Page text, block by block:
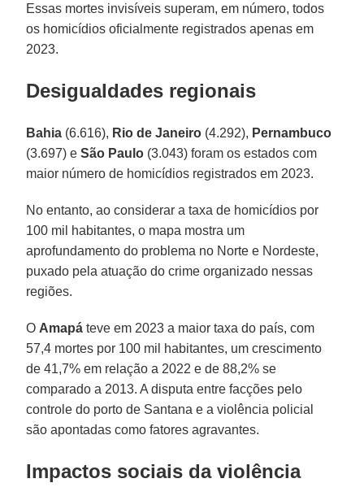
Essas mortes invisíveis superam, em número, todos
os homicídios oficialmente registrados apenas em
2023.
Desigualdades regionais
Bahia (6.616), Rio de Janeiro (4.292), Pernambuco
(3.697) eSão Paulo (3.043) foram os estados com
maior número de homicídios registrados em 2023.
No entanto, ao considerar a taxa de homicídios por
100 mil habitantes, o mapa mostra um
aprofundamento do problema no Norte e Nordeste,
puxado pela atuação do crime organizado nessas
regiões.
O Amapá teve em 2023 a maior taxa do país, com
57,4 mortes por 100 mil habitantes, um crescimento
de 41,7% em relação a 2022 e de 88,2% se
comparado a 2013. A disputa entre facções pelo
controle do porto de Santana e a violência policial
são apontadas como fatores agravantes.
Impactos sociais da violência